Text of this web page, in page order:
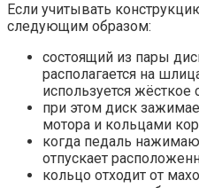
Если учитывать
следующим образом:
состоящий из пары
располагается на
используется жёсткое
при этом диск
мотора и кольцами
когда педаль
отпускает
кольцо отходит от